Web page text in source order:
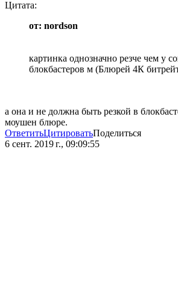
Цитата:
от: nordson
картинка однозначно резче чем у
блокбастеров м (Блюрей 4К
а она и не должна быть резкой в
моушен блюре.
ОтветитьЦитироватьПоделиться
6 сент. 2019 г., 09:09:55